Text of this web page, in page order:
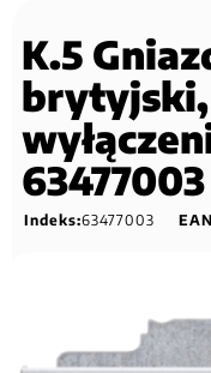
K.5
brytyjski,
63477003
Indeks:63477003